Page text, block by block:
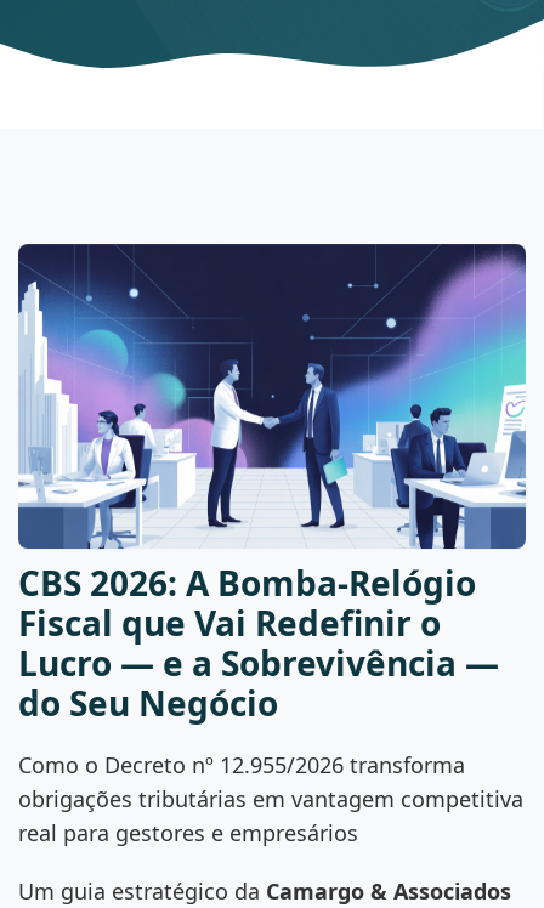
CBS 2026: A Bomba-Relógio
Fiscal que Vai Redefinir o
Lucro — e a Sobrevivência —
do Seu Negócio
Como o Decreto nº 12.955/2026 transforma
obrigações tributárias em vantagem competitiva
real para gestores e empresários
Um guia estratégico da Camargo & Associados